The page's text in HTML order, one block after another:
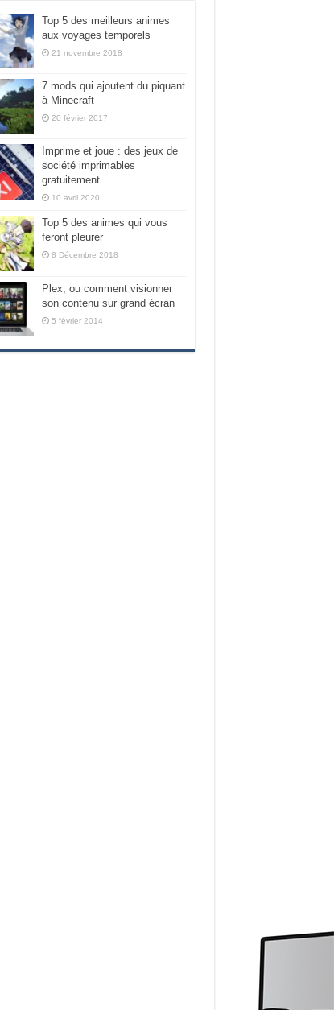
Top 5 des meilleurs animes
aux voyages temporels
21 novembre 2018
7 mods qui ajoutent du piquant
à Minecraft
20 février 2017
Imprime et joue : des jeux de
société imprimables
gratuitement
10 avril 2020
Top 5 des animes qui vous
feront pleurer
8 Décembre 2018
Plex, ou comment visionner
son contenu sur grand écran
5 février 2014